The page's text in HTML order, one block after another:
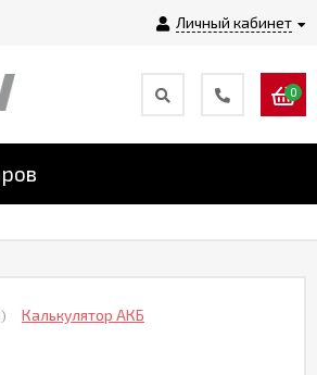
Личный кабинет
0
Калькулятор АКБ